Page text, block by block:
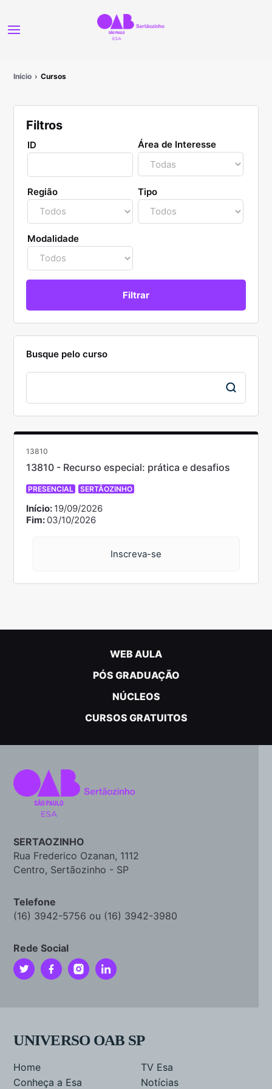
Início Cursos
Filtros
ID Área de Interesse
Região Tipo
Modalidade
Busque pelo curso
13810
13810 - Recurso especial: prática e desafios
PRESENCIAL SERTÃOZINHO
Início: 19/09/2026
Fim: 03/10/2026
Inscreva-se
WEB AULA
PÓS GRADUAÇÃO
NÚCLEOS
CURSOS GRATUITOS
SERTAOZINHO
Rua Frederico Ozanan, 1112
Centro, Sertãozinho - SP
Telefone
(16) 3942-5756 ou (16) 3942-3980
Rede Social
UNIVERSO OAB SP
Home
Conheça a Esa
TV Esa
Notícias